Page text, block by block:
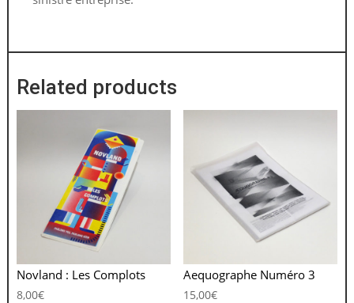
Related products
Novland : Les Complots
8,00€
Aequographe Numéro 3
15,00€